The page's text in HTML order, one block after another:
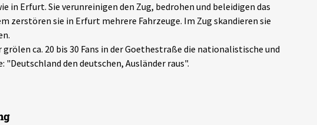
in Erfurt. Sie verunreinigen den Zug, bedrohen und beleidigen das
zerstören sie in Erfurt mehrere Fahrzeuge. Im Zug skandieren sie
grölen ca. 20 bis 30 Fans in der Goethestraße die nationalistische und
"Deutschland den deutschen, Ausländer raus".